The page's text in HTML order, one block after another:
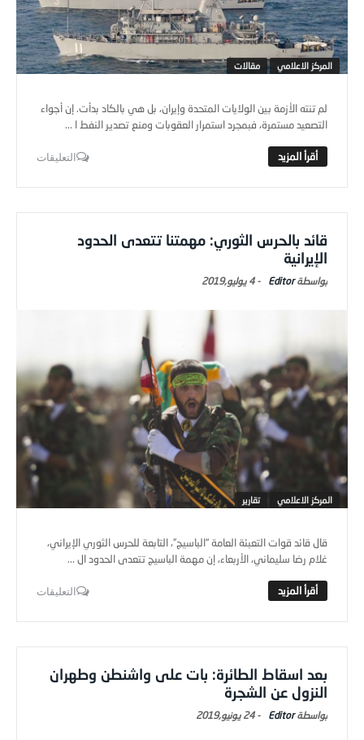
المركز الاعلامي مقالات
لم تنته الأزمة بين الولايات المتحدة وإيران، بل هي بالكاد بدأت. إن أجواء
التصعيد مستمرة، فبمجرد استمرار العقوبات ومنع تصدير النفط ا ...
التعليقات
قائد بالحرس الثوري: مهمتنا تتعدى الحدود
الإيرانية
Editor
-4 يوليو,2019
المركز الاعلامي تقارير
قال قائد قوات التعبئة العامة “الباسيج”، التابعة للحرس الثوري الإيراني،
غلام رضا سليماني، الأربعاء، إن مهمة الباسيج تتعدى الحدود ال ...
التعليقات
بعد اسقاط الطائرة: بات على واشنطن وطهران
النزول عن الشجرة
Editor
-24 يونيو,2019